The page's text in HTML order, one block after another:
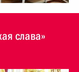
слава»